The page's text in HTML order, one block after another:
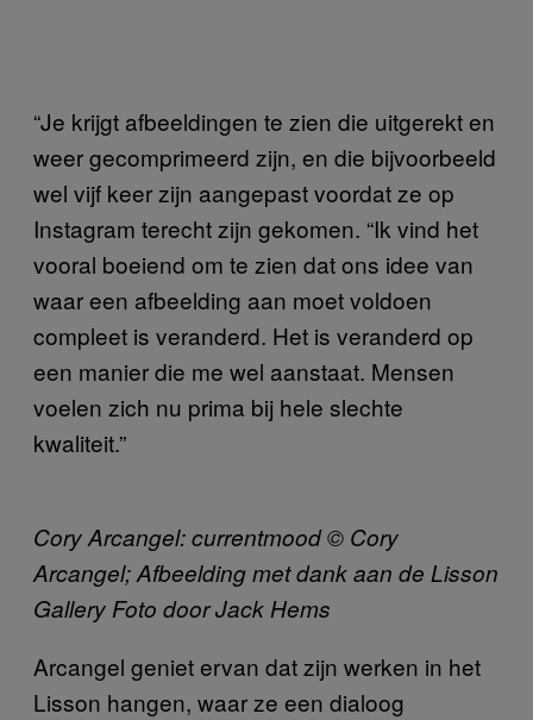
“Je krijgt afbeeldingen te zien die uitgerekt en
weer gecomprimeerd zijn, en die bijvoorbeeld
wel vijf keer zijn aangepast voordat ze op
Instagram terecht zijn gekomen. “Ik vind het
vooral boeiend om te zien dat ons idee van
waar een afbeelding aan moet voldoen
compleet is veranderd. Het is veranderd op
een manier die me wel aanstaat. Mensen
voelen zich nu prima bij hele slechte
kwaliteit.”
Cory Arcangel: currentmood © Cory
Arcangel; Afbeelding met dank aan de Lisson
Gallery Foto door Jack Hems
Arcangel geniet ervan dat zijn werken in het
Lisson hangen, waar ze een dialoog